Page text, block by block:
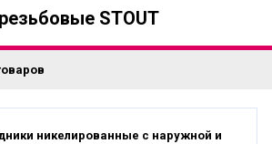
STOUT
никелированные с наружной и